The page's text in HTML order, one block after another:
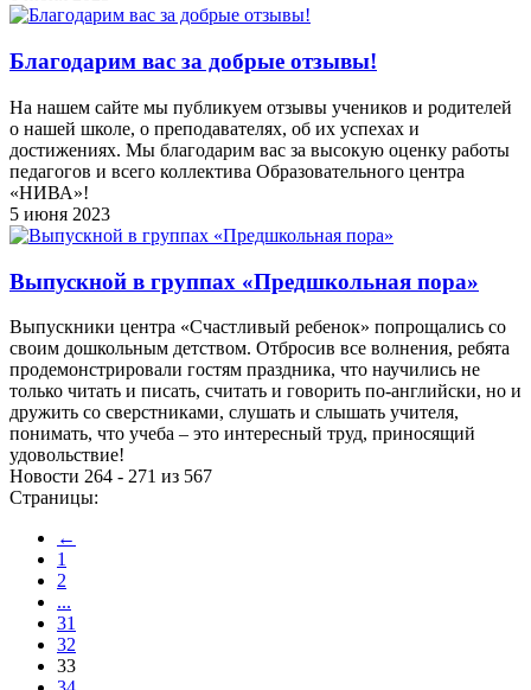
Благодарим вас за добрые отзывы!
На нашем сайте мы публикуем отзывы учеников и родителей
о нашей школе, о преподавателях, об их успехах и
достижениях. Мы благодарим вас за высокую оценку работы
педагогов и всего коллектива Образовательного центра
«НИВА»!
5 июня 2023
Выпускной в группах «Предшкольная пора»
Выпускники центра «Счастливый ребенок» попрощались со
своим дошкольным детством. Отбросив все волнения, ребята
продемонстрировали гостям праздника, что научились не
только читать и писать, считать и говорить по-английски, но и
дружить со сверстниками, слушать и слышать учителя,
понимать, что учеба – это интересный труд, приносящий
удовольствие!
Новости 264 - 271 из 567
Страницы:
←
1
2
...
31
32
33